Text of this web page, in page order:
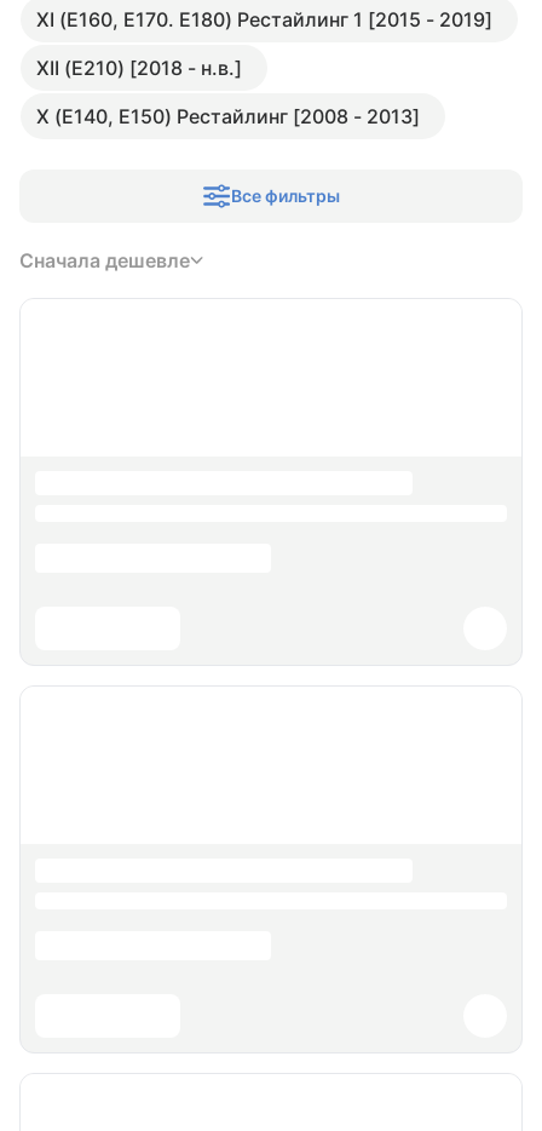
XI (E160, E170. E180) Рестайлинг 1 [2015 - 2019]
XII (E210) [2018 - н.в.]
X (E140, E150) Рестайлинг [2008 - 2013]
Все фильтры
Сначала дешевле